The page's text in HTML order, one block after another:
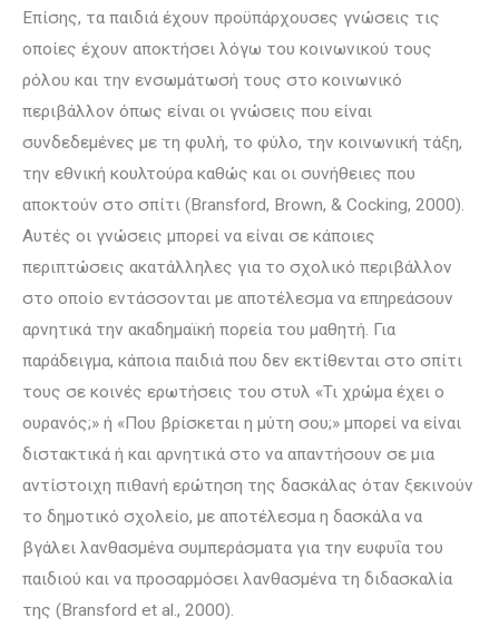
Επίσης, τα παιδιά έχουν προϋπάρχουσες γνώσεις τις
οποίες έχουν αποκτήσει λόγω του κοινωνικού τους
ρόλου και την ενσωμάτωσή τους στο κοινωνικό
περιβάλλον όπως είναι οι γνώσεις που είναι
συνδεδεμένες με τη φυλή, το φύλο, την κοινωνική τάξη,
την ε­θνική κουλτούρα καθώς και οι συνήθειες που
αποκτούν στο σπίτι (Bransford, Brown, & Cocking, 2000).
Αυτές οι γνώσεις μπορεί να είναι σε κάποιες
περιπτώσεις ακατάλληλες για το σχολικό περιβάλλον
στο οποίο εντάσσονται με αποτέλεσμα να ε­­πηρε­άσουν
αρνητικά την ακαδημαϊκή πορεία του μαθητή. Για
παράδειγμα, κάποια παιδιά που δεν εκτίθενται στο σπίτι
τους σε κοινές ερωτήσεις του στυλ «Τι χρώμα έχει ο
ουρανός;» ή «Που βρίσκεται η μύτη σου;» μπορεί να είναι
διστακτικά ή και αρνητικά στο να απαντήσουν σε μια
αντίστοιχη πιθανή ερώτηση της δασκάλας όταν ξεκινούν
το δημοτικό σχολείο, με αποτέλεσμα η δασκάλα να
βγάλει λανθασμένα συμπεράσματα για την ευφυΐα του
παιδιού και να προσαρμόσει λανθασμένα τη διδασκαλία
της (Bransford et al., 2000).